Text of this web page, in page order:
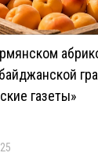
газеты»